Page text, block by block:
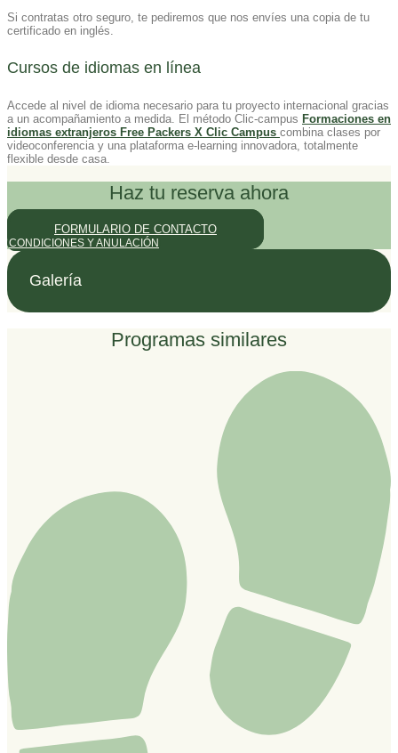
Si contratas otro seguro, te pediremos que nos envíes una copia de tu
certificado en inglés.
Cursos de idiomas en línea
Accede al nivel de idioma necesario para tu proyecto internacional gracias
a un acompañamiento a medida. El método Clic-campus Formaciones en
idiomas extranjeros Free Packers X Clic Campus combina clases por
videoconferencia y una plataforma e-learning innovadora, totalmente
flexible desde casa.
Haz tu reserva ahora
FORMULARIO DE CONTACTO
CONDICIONES Y ANULACIÓN
Galería
Programas similares